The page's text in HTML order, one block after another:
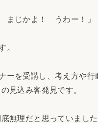
じかよ！ うわー！」
。
を受講し、考え方や行
見込み客発見です。
無理だと思っていまし